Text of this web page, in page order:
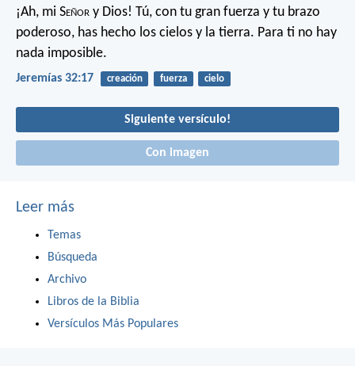
¡Ah, mi Señor y Dios! Tú, con tu gran fuerza y tu brazo
poderoso, has hecho los cielos y la tierra. Para ti no hay
nada imposible.
Jeremías 32:17 creación fuerza cielo
Siguiente versículo!
Con imagen
Leer más
Temas
Búsqueda
Archivo
Libros de la Biblia
Versículos Más Populares